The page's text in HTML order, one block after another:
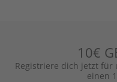
10€
Registriere dich jetzt
einen